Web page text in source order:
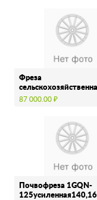
Фреза
GQN 200
87 000.00 ₽
Почвофреза 1GQN-